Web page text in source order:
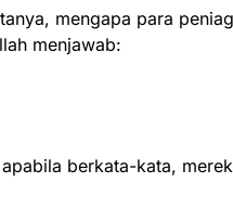
mengapa para
menjawab:
berkata-kata,